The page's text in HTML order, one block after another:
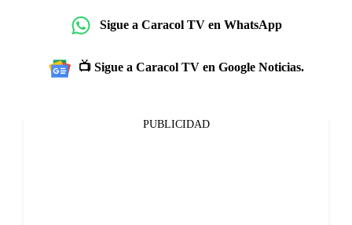
Sigue a Caracol TV en WhatsApp
📺 Sigue a Caracol TV en Google Noticias.
PUBLICIDAD